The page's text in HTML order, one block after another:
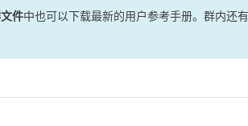
件中也可以下载最新的用户参考手册。群内还